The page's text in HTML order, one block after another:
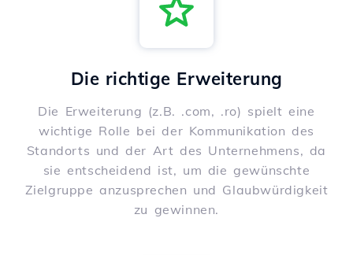
Die richtige Erweiterung
Die Erweiterung (z.B. .com, .ro) spielt eine
wichtige Rolle bei der Kommunikation des
Standorts und der Art des Unternehmens, da
sie entscheidend ist, um die gewünschte
Zielgruppe anzusprechen und Glaubwürdigkeit
zu gewinnen.